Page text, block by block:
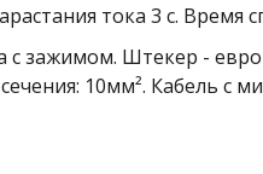
тока 3 с. Время
с зажимом. Штекер -
10мм². Кабель с